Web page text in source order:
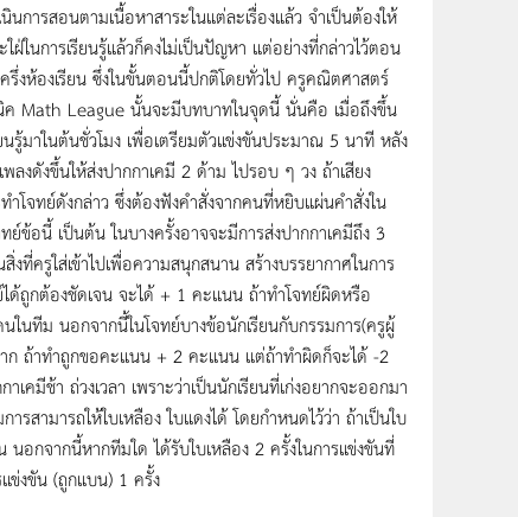
ารสอนตามเนื้อหาสาระในแต่ละเรื่องแล้ว จำเป็นต้องให้
ในการเรียนรู้แล้วก็คงไม่เป็นปัญหา แต่อย่างที่กล่าวไว้ตอน
รึ่งห้องเรียน ซึ่งในขั้นตอนนี้ปกติโดยทั่วไป ครูคณิตศาสตร์
Math League นั้นจะมีบทบาทในจุดนี้ นั่นคือ เมื่อถึงขึ้น
มาในต้นชั่วโมง เพื่อเตรียมตัวแข่งขันประมาณ 5 นาที หลัง
ลงดังขึ้นให้ส่งปากกาเคมี 2 ด้าม ไปรอบ ๆ วง ถ้าเสียง
โจทย์ดังกล่าว ซึ่งต้องฟังคำสั่งจากคนที่หยิบแผ่นคำสั่งใน
อนี้ เป็นต้น ในบางครั้งอาจจะมีการส่งปากกาเคมีถึง 3
ครูใส่เข้าไปเพื่อความสนุกสนาน สร้างบรรยากาศในการ
ด้ถูกต้องชัดเจน จะได้ + 1 คะแนน ถ้าทำโจทย์ผิดหรือ
นทีม นอกจากนี้ในโจทย์บางข้อนักเรียนกับกรรมการ(ครูผู้
ก ถ้าทำถูกขอคะแนน + 2 คะแนน แต่ถ้าทำผิดก็จะได้ -2
คมีช้า ถ่วงเวลา เพราะว่าเป็นนักเรียนที่เก่งอยากจะออกมา
สามารถให้ใบเหลือง ใบแดงได้ โดยกำหนดไว้ว่า ถ้าเป็นใบ
กจากนี้หากทีมใด ได้รับใบเหลือง 2 ครั้งในการแข่งขันที่
ข่งขัน (ถูกแบน) 1 ครั้ง